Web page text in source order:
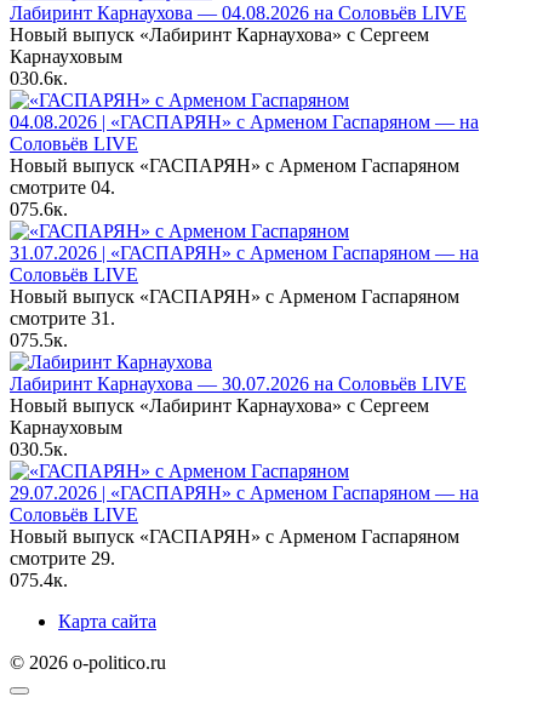
Лабиринт Карнаухова — 04.08.2026 на Соловьёв LIVE
Новый выпуск «Лабиринт Карнаухова» с Сергеем
Карнауховым
030.6к.
04.08.2026 | «ГАСПАРЯН» с Арменом Гаспаряном — на
Соловьёв LIVE
Новый выпуск «ГАСПАРЯН» с Арменом Гаспаряном
смотрите 04.
075.6к.
31.07.2026 | «ГАСПАРЯН» с Арменом Гаспаряном — на
Соловьёв LIVE
Новый выпуск «ГАСПАРЯН» с Арменом Гаспаряном
смотрите 31.
075.5к.
Лабиринт Карнаухова — 30.07.2026 на Соловьёв LIVE
Новый выпуск «Лабиринт Карнаухова» с Сергеем
Карнауховым
030.5к.
29.07.2026 | «ГАСПАРЯН» с Арменом Гаспаряном — на
Соловьёв LIVE
Новый выпуск «ГАСПАРЯН» с Арменом Гаспаряном
смотрите 29.
075.4к.
Карта сайта
© 2026 o-politico.ru